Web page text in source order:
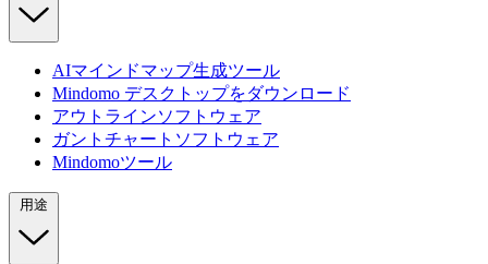
AIマインドマップ生成ツール
Mindomo デスクトップをダウンロード
アウトラインソフトウェア
ガントチャートソフトウェア
Mindomoツール
用途